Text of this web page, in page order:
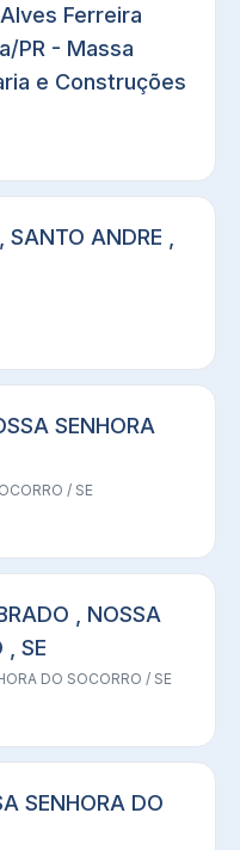
Ferreira
PR - Massa
e Construções
ANDRE ,
SENHORA
/ SE
, NOSSA
, SE
DO SOCORRO / SE
SENHORA DO